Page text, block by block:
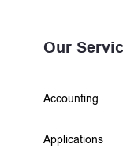
Our
Accounting
Applications